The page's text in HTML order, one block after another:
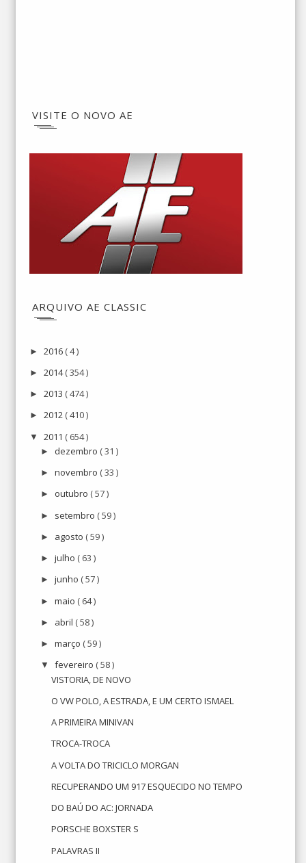
VISITE O NOVO AE
ARQUIVO AE CLASSIC
► 2016 ( 4 )
► 2014( 354 )
► 2013 ( 474 )
► 2012 ( 410 )
▼ 2011 ( 654 )
► dezembro ( 31 )
► novembro ( 33 )
► outubro ( 57 )
► setembro ( 59 )
► agosto ( 59 )
► julho ( 63 )
► junho ( 57 )
► maio ( 64 )
► abril ( 58 )
► março ( 59 )
▼ fevereiro ( 58 )
VISTORIA, DE NOVO
O VW POLO, A ESTRADA, E UM CERTO ISMAEL
A PRIMEIRA MINIVAN
TROCA-TROCA
A VOLTA DO TRICICLO MORGAN
RECUPERANDO UM 917 ESQUECIDO NO TEMPO
DO BAÚ DO AC: JORNADA
PORSCHE BOXSTER S
PALAVRAS II